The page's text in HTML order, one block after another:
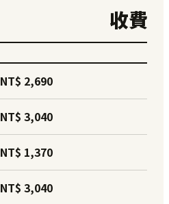
收費
NT$ 2,690
NT$ 3,040
NT$ 1,370
NT$ 3,040